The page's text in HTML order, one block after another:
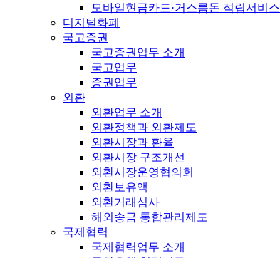
모바일현금카드·거스름돈 적립서비스
디지털화폐
국고증권
국고증권업무 소개
국고업무
증권업무
외환
외환업무 소개
외환정책과 외환제도
외환시장과 환율
외환시장 구조개선
외환시장운영협의회
외환보유액
외환거래심사
해외송금 통합관리제도
국제협력
국제협력업무 소개